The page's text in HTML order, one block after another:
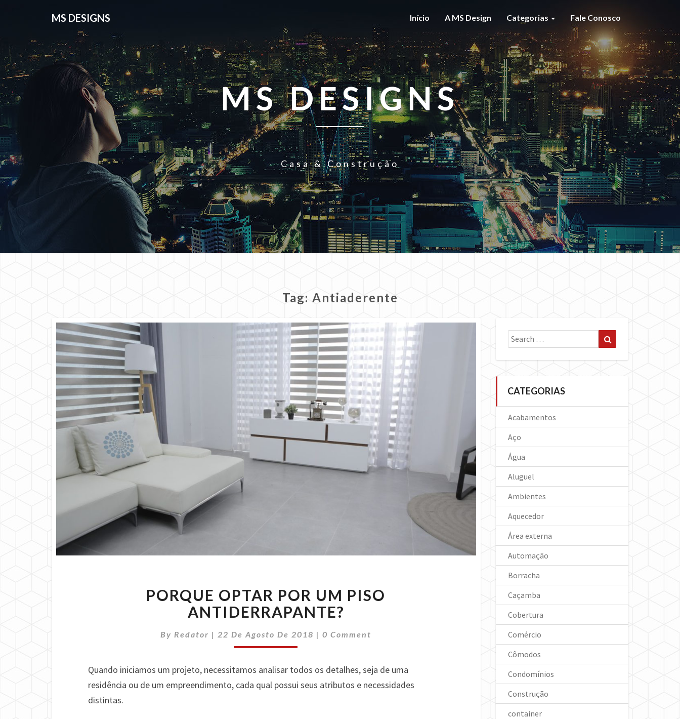
MS DESIGNS Início A MS Design Categorias Fale Conosco
MS DESIGNS
Casa & Construção
Tag: Antiaderente
OPTAR
POR
UM
PISO
ANTIDERRAPANTE?
PORQUE OPTAR POR UM PISO
ANTIDERRAPANTE?
By Redator | 22 De Agosto De 2018 |Comments
0 Comment
Quando iniciamos um projeto, necessitamos analisar todos os detalhes, seja de uma
residência ou de um empreendimento, cada qual possui seus atributos e necessidades
distintas.
Search
for:
CATEGORIAS
Acabamentos
Aço
Água
Aluguel
Ambientes
Aquecedor
Área externa
Automação
Borracha
Caçamba
Cobertura
Comércio
Cômodos
Condomínios
Construção
container